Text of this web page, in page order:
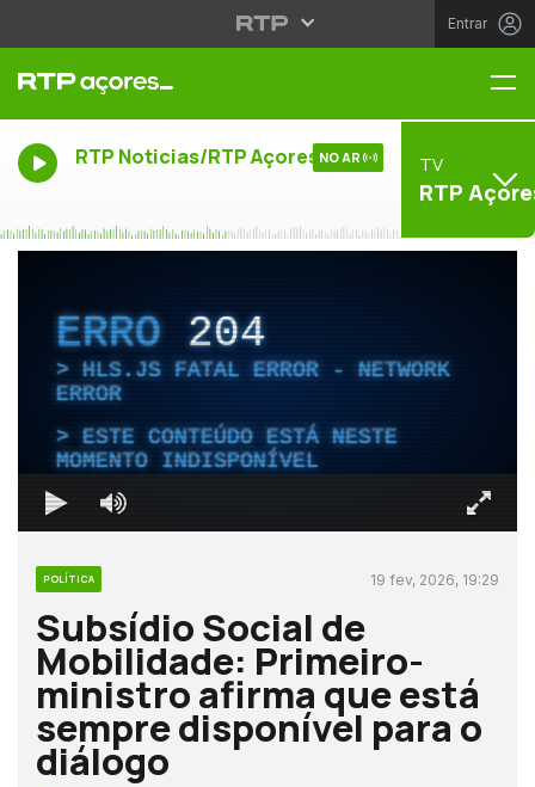
Entrar
RTP Noticias/RTP Açores NO AR TV
RTP
ERRO204
HLS.JS FATAL ERROR - NETWORK
ERROR
ESTE CONTEÚDO ESTÁ NESTE
MOMENTO INDISPONÍVEL
POLÍTICA 19 fev, 2026, 19:29
Subsídio Social de
Mobilidade: Primeiro-
ministro afirma que está
sempre disponível para o
diálogo